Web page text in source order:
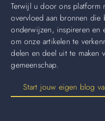
Terwijl u door ons platform
overvloed aan bronnen
onderwijzen, inspireren en
om onze artikelen te
delen en deel uit te maken
gemeenschap.
Start jouw eigen blog